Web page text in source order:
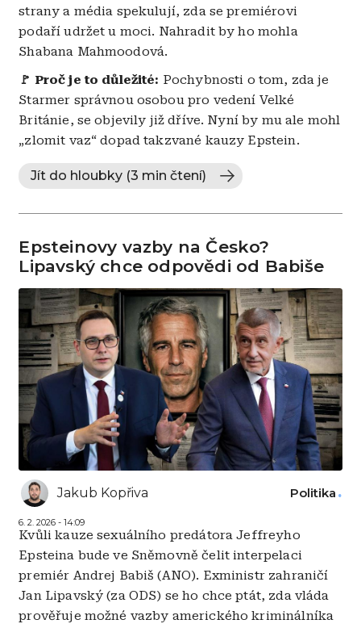
strany a média spekulují, zda se premiérovi
podaří udržet u moci. Nahradit by ho mohla
Shabana Mahmoodová.
🚩 Proč je to důležité: Pochybnosti o tom, zda je
Starmer správnou osobou pro vedení Velké
Británie, se objevily již dříve. Nyní by mu ale mohl
„zlomit vaz“ dopad takzvané kauzy Epstein.
Jít do hloubky (3 min čtení)
Epsteinovy vazby na Česko?
Lipavský chce odpovědi od Babiše
Jakub Kopřiva
6. 2. 2026 - 14:09
Politika
Kvůli kauze sexuálního predátora Jeffreyho
Epsteina bude ve Sněmovně čelit interpelaci
premiér Andrej Babiš (ANO). Exministr zahraničí
Jan Lipavský (za ODS) se ho chce ptát, zda vláda
prověřuje možné vazby amerického kriminálníka